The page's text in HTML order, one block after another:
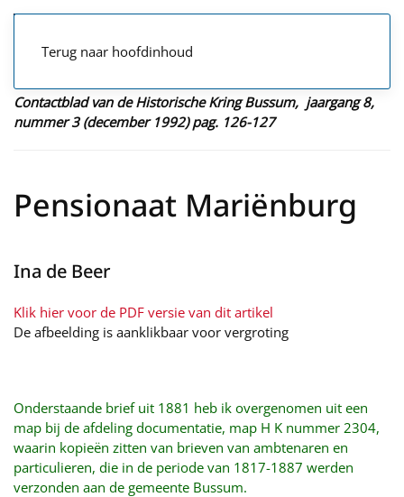
Terug naar hoofdinhoud
Contactblad van de Historische Kring Bussum, jaargang 8,
nummer 3 (december 1992) pag. 126-127
Pensionaat Mariënburg
Ina de Beer
Klik hier voor de PDF versie van dit artikel
De afbeelding is aanklikbaar voor vergroting
Onderstaande brief uit 1881 heb ik overgenomen uit een
map bij de afdeling documentatie, map H K nummer 2304,
waarin kopieën zitten van brieven van ambtenaren en
particulieren, die in de periode van 1817-1887 werden
verzonden aan de gemeente Bussum.